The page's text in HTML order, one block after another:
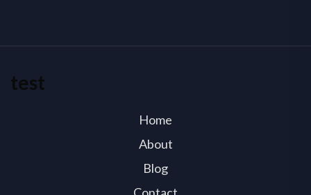
test
Home
About
Blog